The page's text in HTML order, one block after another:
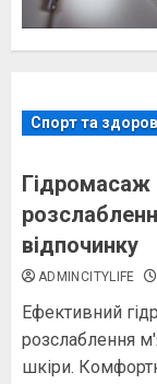
Спорт та
Гідромасаж
відпочинку
ADMINCITYLIFE
Ефективний
розслаблення
шкіри.